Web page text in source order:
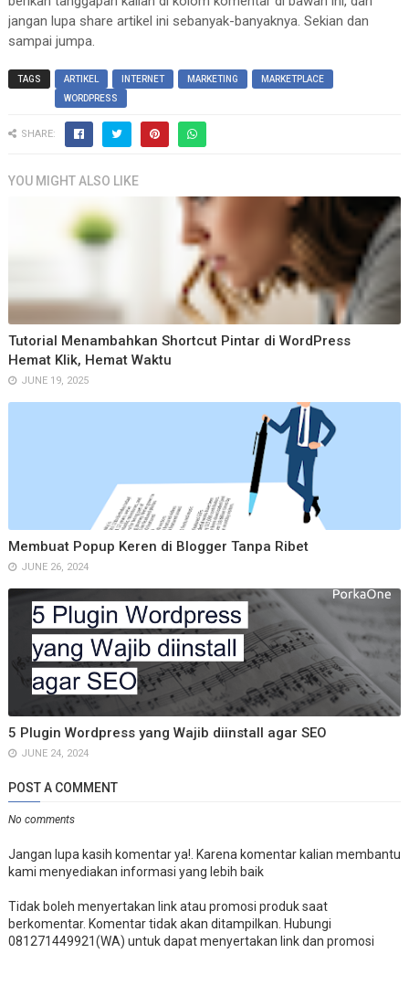
jangan lupa share artikel ini sebanyak-banyaknya. Sekian dan
sampai jumpa.
TAGS ARTIKEL INTERNET MARKETING
MARKETPLACE
WORDPRESS
SHARE:
YOU MIGHT ALSO LIKE
Tutorial Menambahkan Shortcut Pintar di WordPress
Hemat Klik, Hemat Waktu
JUNE 19, 2025
Membuat Popup Keren di Blogger Tanpa Ribet
JUNE 26, 2024
5 Plugin Wordpress yang Wajib diinstall agar SEO
JUNE 24, 2024
POST A COMMENT
No comments
Jangan lupa kasih komentar ya!. Karena komentar kalian membantu
kami menyediakan informasi yang lebih baik
Tidak boleh menyertakan link atau promosi produk saat
berkomentar. Komentar tidak akan ditampilkan. Hubungi
081271449921(WA) untuk dapat menyertakan link dan promosi